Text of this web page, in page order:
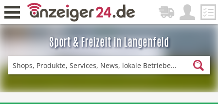
Sport & Freizeit in Langenfeld
Zurück
Fitness & Sport Lieferservice